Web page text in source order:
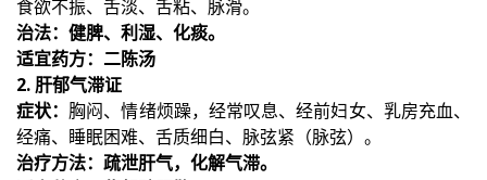
食欲不振、舌淡、舌粘、脉滑。
治法：健脾、利湿、化痰。
适宜药方：二陈汤
2. 肝郁气滞证
症状： 胸闷、情绪烦躁，经常叹息、经前妇女、乳房充血、
经痛、睡眠困难、舌质细白、脉弦紧（脉弦）。
治疗方法：疏泄肝气，化解气滞。